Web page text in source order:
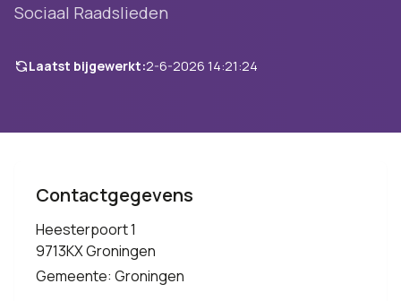
Sociaal Raadslieden
Laatst bijgewerkt:2-6-2026 14:21:24
Contactgegevens
Heesterpoort 1
9713KX Groningen
Gemeente: Groningen